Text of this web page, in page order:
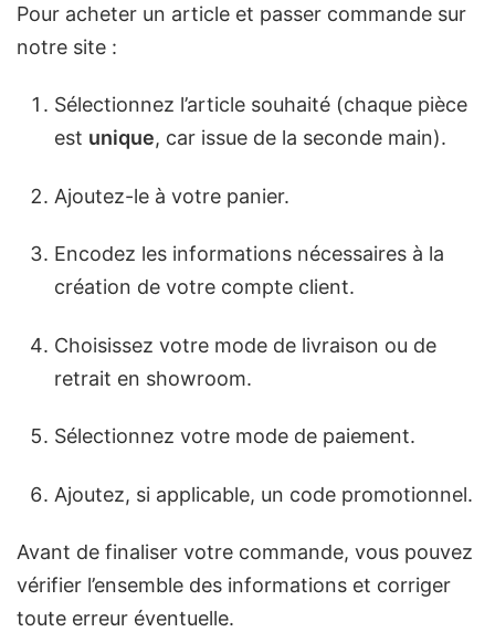
Pour acheter un article et passer commande sur
notre site :
Sélectionnez l’article souhaité (chaque pièce
est unique, car issue de la seconde main).
Ajoutez-le à votre panier.
Encodez les informations nécessaires à la
création de votre compte client.
Choisissez votre mode de livraison ou de
retrait en showroom.
Sélectionnez votre mode de paiement.
Ajoutez, si applicable, un code promotionnel.
Avant de finaliser votre commande, vous pouvez
vérifier l’ensemble des informations et corriger
toute erreur éventuelle.